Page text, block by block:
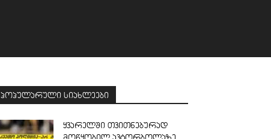
პოპულარული სიახლეები
ყვარელში თვითნებურად